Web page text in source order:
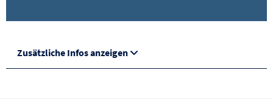
Zusätzliche Infos anzeigen